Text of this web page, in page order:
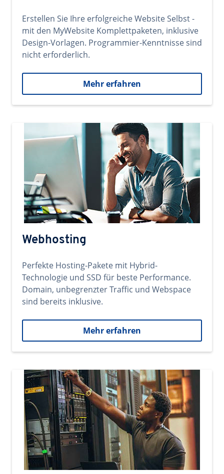
Erstellen Sie Ihre erfolgreiche Website Selbst -
mit den MyWebsite Komplettpaketen, inklusive
Design-Vorlagen. Programmier-Kenntnisse sind
nicht erforderlich.
Mehr erfahren
Webhosting
Perfekte Hosting-Pakete mit Hybrid-
Technologie und SSD für beste Performance.
Domain, unbegrenzter Traffic und Webspace
sind bereits inklusive.
Mehr erfahren